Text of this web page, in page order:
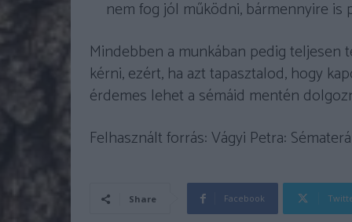
nem fog jól működni, bármennyire is
Mindebben a munkában pedig teljesen
kérni, ezért, ha azt tapasztalod, hogy
érdemes lehet a sémáid mentén
Felhasznált forrás: Vágyi Petra:
Share Facebook